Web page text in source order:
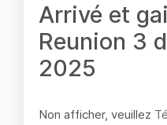
Arrivé et
Reunion 3
2025
Non afficher, veuillez